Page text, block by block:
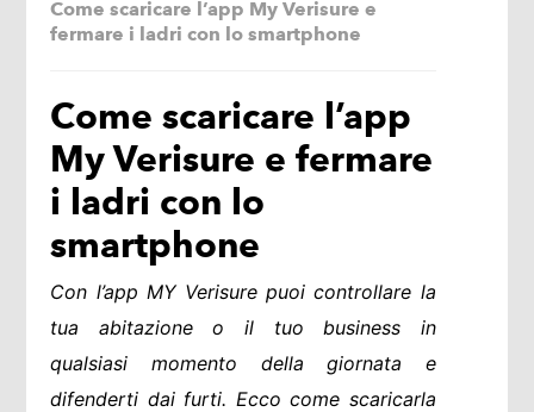
Come scaricare l’app My Verisure e
fermare i ladri con lo smartphone
Come scaricare l’app
My Verisure e fermare
i ladri con lo
smartphone
Con l’app MY Verisure puoi controllare la
tua abitazione o il tuo business in
qualsiasi momento della giornata e
difenderti dai furti. Ecco come scaricarla